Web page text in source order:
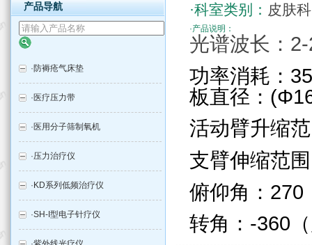
·科室类别： 皮肤
·产品说明：
光谱波长：
功率消耗：
板直径：
活动臂升缩
支臂伸缩范
俯仰角：270
转角：-360
产品导航
·防褥疮气床垫
· 医疗压力带
· 医用分子筛制氧机
·压力治疗仪
· KD系列低频治疗仪
·SH-I型电子针疗仪